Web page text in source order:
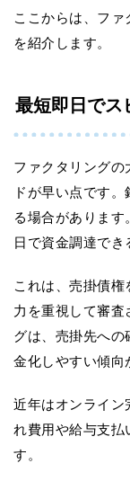
ここからは、ファ
を紹介します。
最短即日でス
ファクタリングの
ドが早い点です
る場合がありま
日で資金調達でき
これは、売掛債
力を重視して審査
グは、売掛先への
金化しやすい傾向
近年はオンライン
れ費用や給与支払
す。